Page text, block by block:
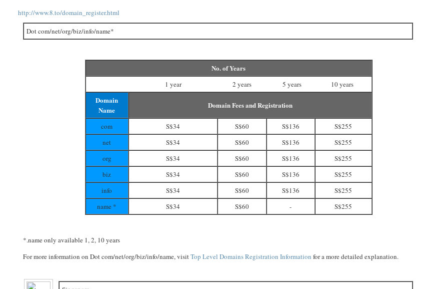
http://www.8.to/domain_register.html
Dot com/net/org/biz/info/name*
No. of Years
1 year 2 years 5 years 10 years
Domain
Name
Domain Fees and Registration
com S$34 S$60 S$136
S$255
net
S$34 S$60 S$136
S$255
org
S$34 S$60 S$136
S$255
biz
S$34 S$60 S$136
S$255
info
S$34 S$60 S$136
S$255
name * S$34 S$60 - S$255
*.name only available 1, 2, 10 years
For more information on Dot com/net/org/biz/info/name, visitTop Level Domains Registration Information for a more detailed explanation.